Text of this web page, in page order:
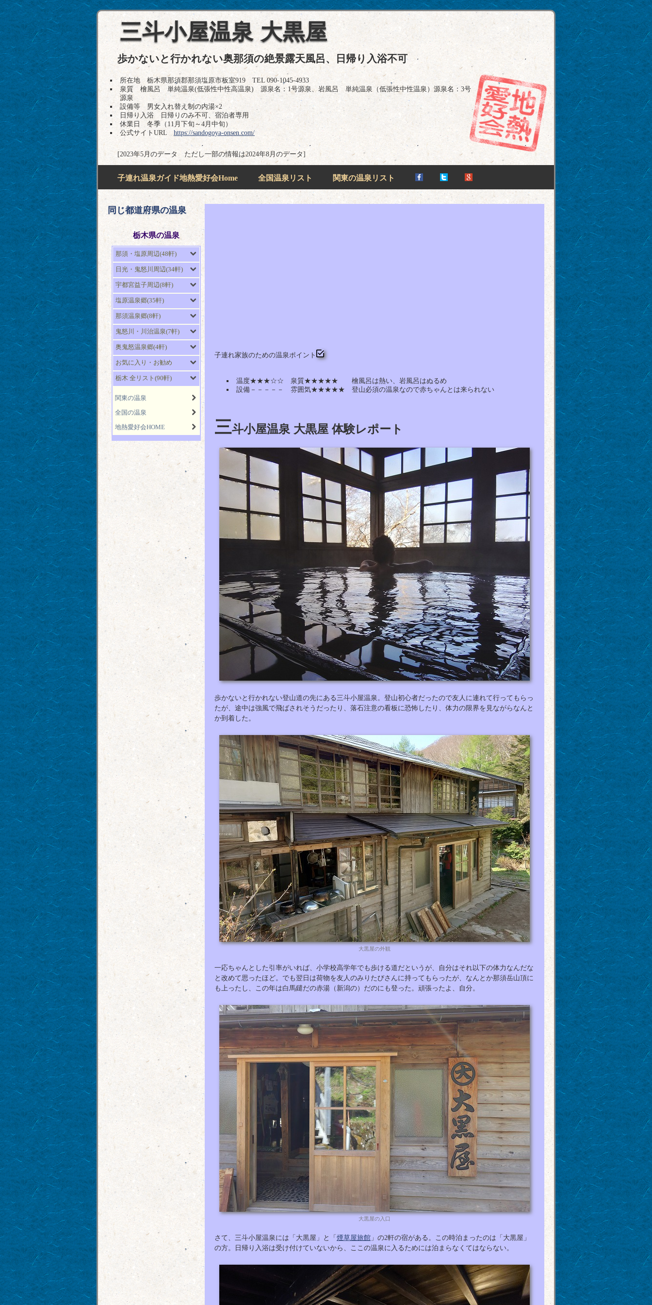
三斗小屋温泉 大黒屋
歩かないと行かれない奥那須の絶景露天風呂、日帰り入浴不可
所在地 栃木県那須郡那須塩原市板室919 TEL 090-1045-4933
泉質 檜風呂 単純温泉(低張性中性高温泉) 源泉名：1号源泉、岩風呂 単純温泉（低張性中性温泉）源泉名：3号
源泉
設備等 男女入れ替え制の内湯×2
日帰り入浴 日帰りのみ不可、宿泊者専用
休業日 冬季（11月下旬～4月中旬）
公式サイトURL https://sandogoya-onsen.com/
[2023年5月のデータ ただし一部の情報は2024年8月のデータ]
子連れ温泉ガイド地熱愛好会Home 全国温泉リスト 関東の温泉リスト
子連れ家族のための温泉ポイント
温度★★★☆☆ 泉質★★★★★ 檜風呂は熱い、岩風呂はぬるめ
設備－－－－－ 雰囲気★★★★★ 登山必須の温泉なので赤ちゃんとは来られない
三斗小屋温泉 大黒屋 体験レポート
歩かないと行かれない登山道の先にある三斗小屋温泉。登山初心者だったので友人に連れて行ってもらっ
たが、途中は強風で飛ばされそうだったり、落石注意の看板に恐怖したり、体力の限界を見ながらなんと
か到着した。
大黒屋の外観
一応ちゃんとした引率がいれば、小学校高学年でも歩ける道だというが、自分はそれ以下の体力なんだな
と改めて思ったほど。でも翌日は荷物を友人のみりたびさんに持ってもらったが、なんとか那須岳山頂に
も上ったし、この年は白馬鑓だの赤湯（新潟の）だのにも登った。頑張ったよ、自分。
大黒屋の入口
さて、三斗小屋温泉には「大黒屋」と「 煙草屋旅館 」の2軒の宿がある。この時泊まったのは「大黒屋」
の方。日帰り入浴は受け付けていないから、ここの温泉に入るためには泊まらなくてはならない。
同じ都道府県の温泉